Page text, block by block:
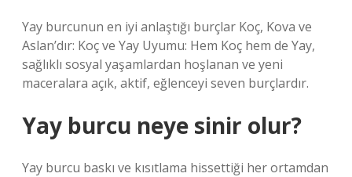
Yay burcunun en iyi anlaştığı burçlar Koç, Kova ve
Aslan’dır: Koç ve Yay Uyumu: Hem Koç hem de Yay,
sağlıklı sosyal yaşamlardan hoşlanan ve yeni
maceralara açık, aktif, eğlenceyi seven burçlardır.
Yay burcu neye sinir olur?
Yay burcu baskı ve kısıtlama hissettiği her ortamdan